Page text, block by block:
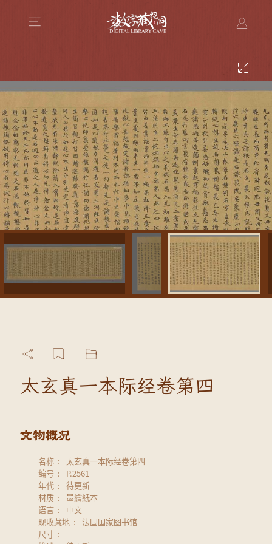
太玄真一本际经卷第四
名称
太玄真一本际经卷第四
编号
P.2561
年代
待更新
材质
墨繪紙本
语言
中文
现收藏地
法国国家图书馆
尺寸